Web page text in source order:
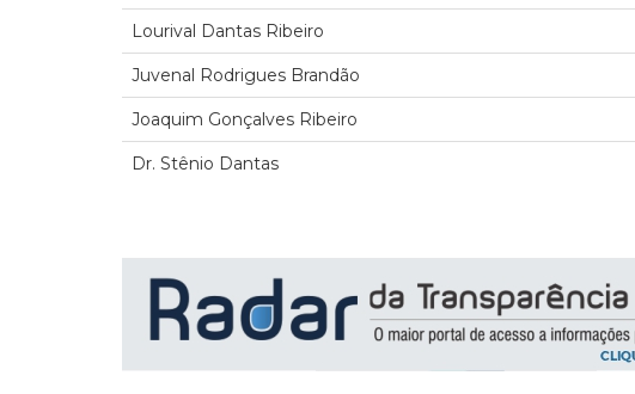
Lourival Dantas Ribeiro
Juvenal Rodrigues Brandão
Joaquim Gonçalves Ribeiro
Dr. Stênio Dantas